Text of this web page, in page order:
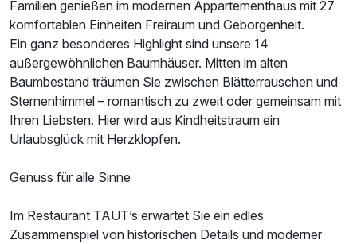
Familien genießen im modernen Appartementhaus mit 27
komfortablen Einheiten Freiraum und Geborgenheit.
Ein ganz besonderes Highlight sind unsere 14
außergewöhnlichen Baumhäuser. Mitten im alten
Baumbestand träumen Sie zwischen Blätterrauschen und
Sternenhimmel – romantisch zu zweit oder gemeinsam mit
Ihren Liebsten. Hier wird aus Kindheitstraum ein
Urlaubsglück mit Herzklopfen.
Genuss für alle Sinne
Im Restaurant TAUT’s erwartet Sie ein edles
Zusammenspiel von historischen Details und moderner